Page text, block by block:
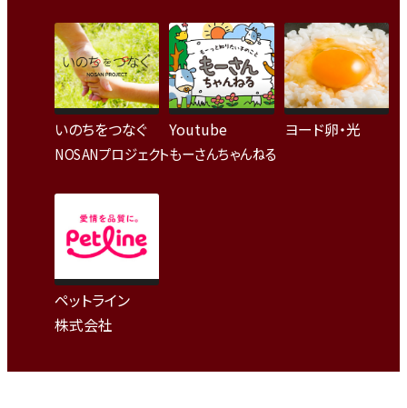
いのちをつなぐ
NOSANプロジェクト
Youtube
もーさんちゃんねる
ヨード卵・光
ペットライン
株式会社